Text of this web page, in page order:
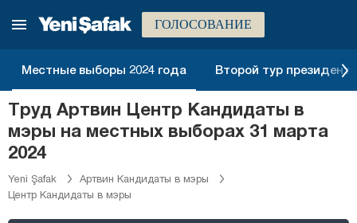
ГОЛОСОВАНИЕ
Местные выборы 2024 года Второй тур
Труд Артвин Центр Кандидаты в
мэры на местных выборах 31 марта
2024
Yeni Şafak
Артвин Кандидаты в мэры
Центр Кандидаты в мэры
Измир
Адыяман
Афьонкарахисар
Агры
Аксарай
Амасья